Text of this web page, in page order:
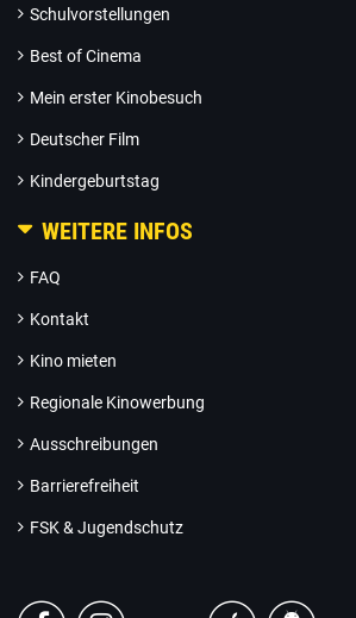
Schulvorstellungen
Best of Cinema
Mein erster Kinobesuch
Deutscher Film
Kindergeburtstag
WEITERE INFOS
FAQ
Kontakt
Kino mieten
Regionale Kinowerbung
Ausschreibungen
Barrierefreiheit
FSK & Jugendschutz